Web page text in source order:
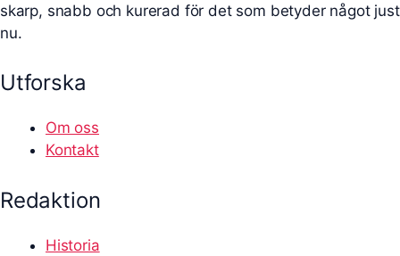
skarp, snabb och kurerad för det som betyder något just
nu.
Utforska
Om oss
Kontakt
Redaktion
Historia